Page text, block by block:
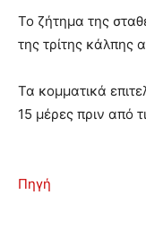
Το ζήτημα της
της τρίτης κάλπης
Τα κομματικά
15 μέρες πριν από
Πηγή